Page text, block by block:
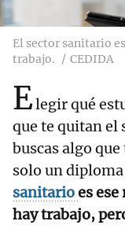
El sector sanitario
trabajo.
CEDIDA
Elegir qué
que te quitan el
buscas algo
solo un
sanitarioes
hay trabajo,